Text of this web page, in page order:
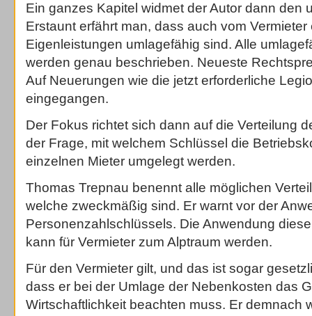
Ein ganzes Kapitel widmet der Autor dann den
Erstaunt erfährt man, dass auch vom Vermieter
Eigenleistungen umlagefähig sind. Alle
werden genau beschrieben. Neueste
Auf Neuerungen wie die jetzt erforderliche
eingegangen.
Der Fokus richtet sich dann auf die Verteilung
der Frage, mit welchem Schlüssel die
einzelnen Mieter umgelegt werden.
Thomas Trepnau benennt alle möglichen
welche zweckmäßig sind. Er warnt vor der
Personenzahlschlüssels. Die Anwendung
kann für Vermieter zum Alptraum werden.
Für den Vermieter gilt, und das ist sogar
dass er bei der Umlage der Nebenkosten das
Wirtschaftlichkeit beachten muss. Er demnach